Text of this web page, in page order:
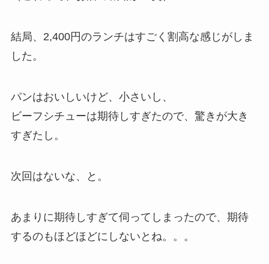
結局、2,400円のランチはすごく割高な感じがしま
した。
パンはおいしいけど、小さいし、
ビーフシチューは期待しすぎたので、驚きが大き
すぎたし。
次回はないな、と。
あまりに期待しすぎて伺ってしまったので、期待
するのもほどほどにしないとね。。。